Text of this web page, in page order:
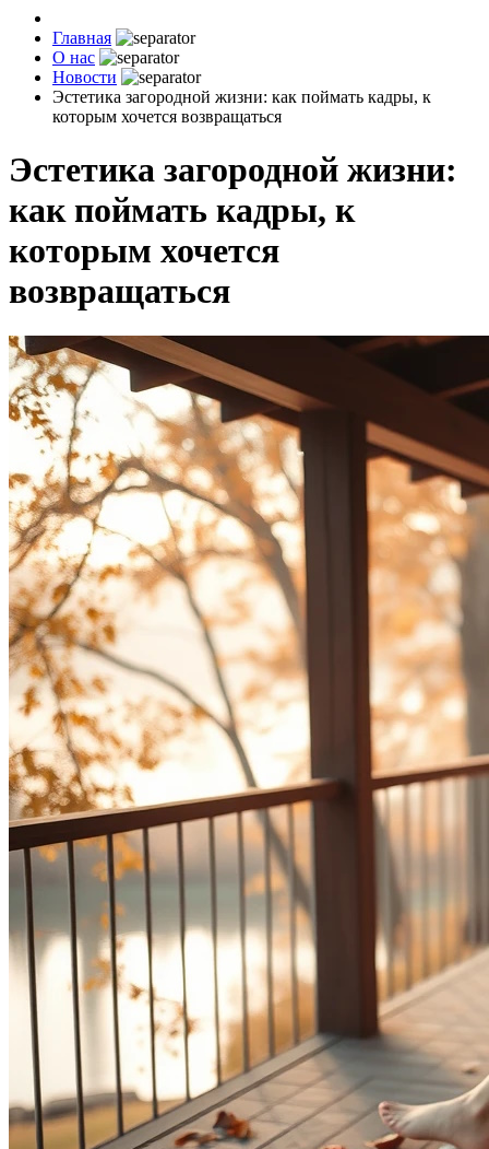
Главная
О нас
Новости
Эстетика загородной жизни: как поймать кадры, к
которым хочется возвращаться
Эстетика загородной жизни:
как поймать кадры, к
которым хочется
возвращаться